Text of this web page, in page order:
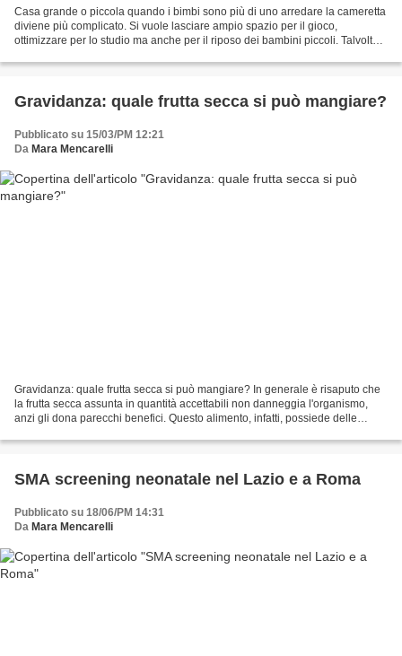
Casa grande o piccola quando i bimbi sono più di uno arredare la cameretta
diviene più complicato. Si vuole lasciare ampio spazio per il gioco,
ottimizzare per lo studio ma anche per il riposo dei bambini piccoli. Talvolta
Gravidanza: quale frutta secca si può mangiare?
Pubblicato su 15/03/PM 12:21
Da Mara Mencarelli
Gravidanza: quale frutta secca si può mangiare? In generale è risaputo che
la frutta secca assunta in quantità accettabili non danneggia l'organismo,
anzi gli dona parecchi benefici. Questo alimento, infatti, possiede delle
SMA screening neonatale nel Lazio e a Roma
Pubblicato su 18/06/PM 14:31
Da Mara Mencarelli